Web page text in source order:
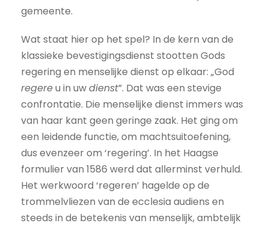
gemeente.
Wat staat hier op het spel? In de kern van de
klassieke bevestigingsdienst stootten Gods
regering en menselijke dienst op elkaar: „God
regereu in uwdienst”. Dat was een stevige
confrontatie. Die menselijke dienst immers was
van haar kant geen geringe zaak. Het ging om
een leidende functie, om machtsuitoefening,
dus evenzeer om ‘regering’. In het Haagse
formulier van 1586 werd dat allerminst verhuld.
Het werkwoord ‘regeren’ hagelde op de
trommelvliezen van de ecclesia audiens en
steeds in de betekenis van menselijk, ambtelijk